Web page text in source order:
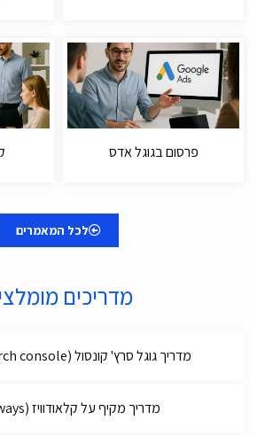
פרסום בגוגל אדס
לכל המאמרים
מדריכים
מדריך גוגל סרץ' קונסול (google search console)
מדריך מקיף על קלאודוויז (cloudways)